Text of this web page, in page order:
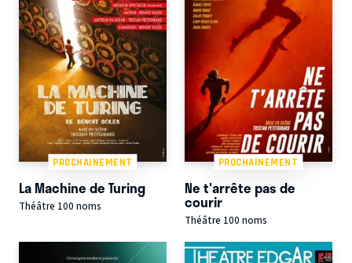
PROCHAINEMENT
La Machine de Turing
Théâtre 100 noms
PROCHAINEMENT
Ne t'arrête pas de
courir
Théâtre 100 noms